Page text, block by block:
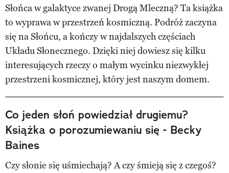
Słońca w galaktyce zwanej Drogą Mleczną? Ta książka
to wyprawa w przestrzeń kosmiczną. Podróż zaczyna
się na Słońcu, a kończy w najdalszych częściach
Układu Słonecznego. Dzięki niej dowiesz się kilku
interesujących rzeczy o małym wycinku niezwykłej
przestrzeni kosmicznej, który jest naszym domem.
Co jeden słoń powiedział drugiemu?
Książka o porozumiewaniu się - Becky
Baines
Czy słonie się uśmiechają? A czy śmieją się z czegoś?